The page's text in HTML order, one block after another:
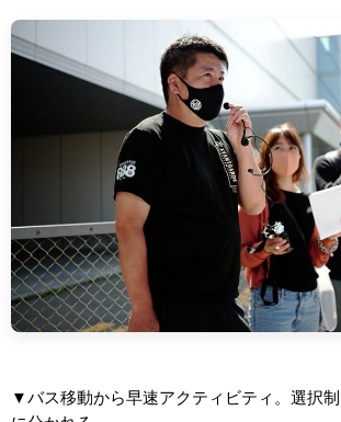
▼バス移動から早速アクティビティ。選択